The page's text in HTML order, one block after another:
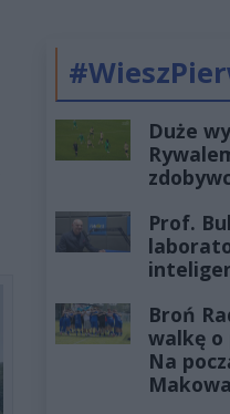
Duże
Prof.
Broń
walkę
Na
Makowa